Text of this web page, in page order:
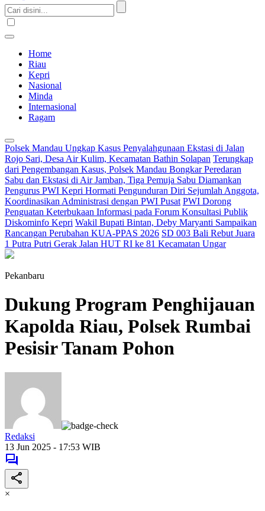
Home
Riau
Kepri
Nasional
Minda
Internasional
Ragam
Polsek Mandau Ungkap Kasus Penyalahgunaan Ekstasi di Jalan
Rojo Sari, Desa Air Kulim, Kecamatan Bathin Solapan Terungkap
dari Pengembangan Kasus, Polsek Mandau Bongkar Peredaran
Sabu dan Ekstasi di Air Jamban, Tiga Pemuja Sabu Diamankan
Pengurus PWI Kepri Hormati Pengunduran Diri Sejumlah Anggota,
Koordinasikan Administrasi dengan PWI Pusat PWI Dorong
Penguatan Keterbukaan Informasi pada Forum Konsultasi Publik
Diskominfo Kepri Wakil Bupati Bintan, Deby Maryanti Sampaikan
Rancangan Perubahan KUA-PPAS 2026 SD 003 Bali Rebut Juara
1 Putra Putri Gerak Jalan HUT RI ke 81 Kecamatan Ungar
Pekanbaru
Dukung Program Penghijauan
Kapolda Riau, Polsek Rumbai
Pesisir Tanam Pohon
Redaksi
13 Jun 2025 - 17:53 WIB
×